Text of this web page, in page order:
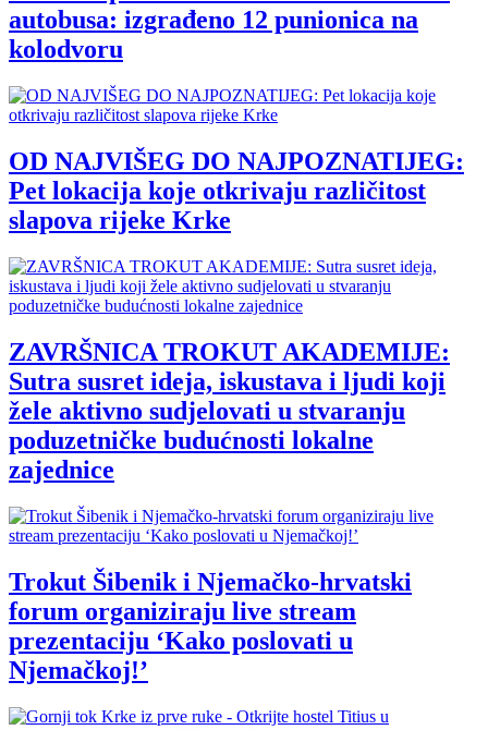
autobusa: izgrađeno 12 punionica na
kolodvoru
OD NAJVIŠEG DO NAJPOZNATIJEG:
Pet lokacija koje otkrivaju različitost
slapova rijeke Krke
ZAVRŠNICA TROKUT AKADEMIJE:
Sutra susret ideja, iskustava i ljudi koji
žele aktivno sudjelovati u stvaranju
poduzetničke budućnosti lokalne
zajednice
Trokut Šibenik i Njemačko-hrvatski
forum organiziraju live stream
prezentaciju ‘Kako poslovati u
Njemačkoj!’